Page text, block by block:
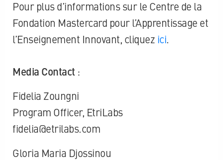
Pour plus d’informations sur le Centre de la
Fondation Mastercard pour l’Apprentissage et
l’Enseignement Innovant, cliquez ici.
Media Contact :
Fidelia Zoungni
Program Officer, EtriLabs
fidelia@etrilabs.com
Gloria Maria Djossinou